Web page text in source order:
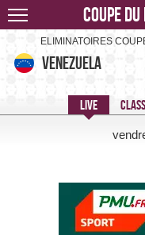
Coupe
Venezuela-Brésil -
ELIMINATOIRES
Venezuela